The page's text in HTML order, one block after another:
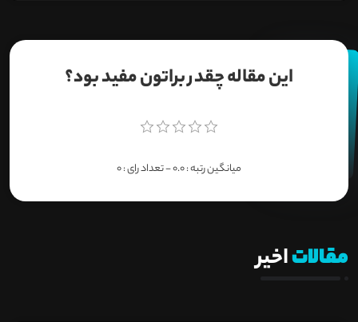
این مقاله چقدر براتون مفید بود؟
میانگین رتبه :0.0- تعداد رای :0
مقالاتاخیر